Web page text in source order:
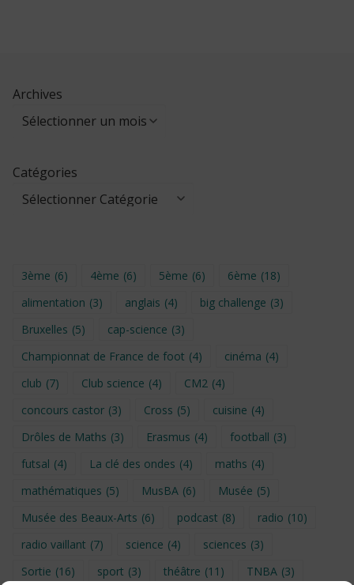
Archives
Catégories
3ème (6) 4ème (6) 5ème (6) 6ème (18)
alimentation (3) anglais (4) big challenge (3)
Bruxelles (5) cap-science (3)
Championnat de France de foot (4) cinéma (4)
club (7) Club science (4) CM2 (4)
concours castor (3) Cross (5) cuisine (4)
Drôles de Maths (3) Erasmus (4) football (3)
futsal (4) La clé des ondes (4) maths (4)
mathématiques (5) MusBA (6) Musée (5)
Musée des Beaux-Arts (6) podcast (8) radio (10)
radio vaillant (7) science (4) sciences (3)
Sortie (16) sport (3) théâtre (11) TNBA (3)